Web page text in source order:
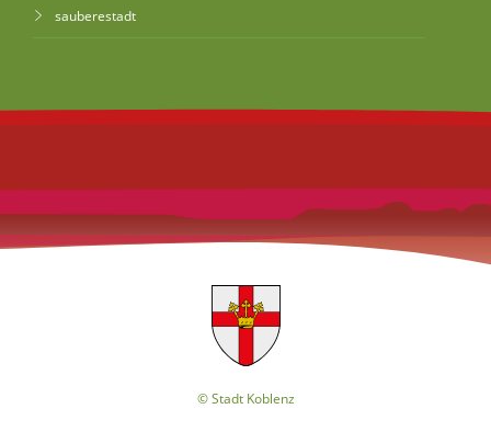
sauberestadt
© Stadt Koblenz